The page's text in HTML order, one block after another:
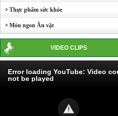
Thực phẩm sức khỏe
Món ngon Ăn vặt
VIDEO CLIPS
Error loading YouTube: Video
not be played